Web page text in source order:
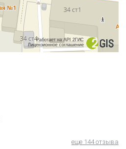
Работает на API 2ГИС
Лицензионное соглашение
еще 144 отзыва